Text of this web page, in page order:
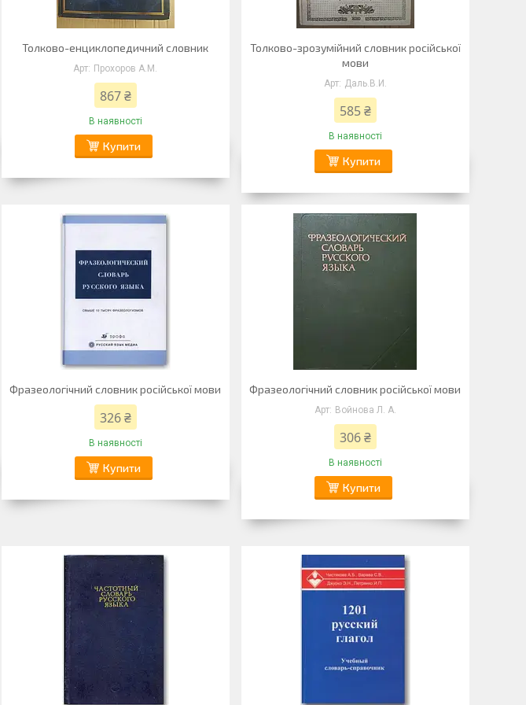
Толково-енциклопедичний словник
Прохоров А.М.
867 ₴
В наявності
Купити
Толково-зрозумійний словник російської
мови
Даль.В.И.
585 ₴
В наявності
Купити
Фразеологічний словник російської мови
326 ₴
В наявності
Купити
Фразеологічний словник російської мови
Войнова Л. А.
306 ₴
В наявності
Купити